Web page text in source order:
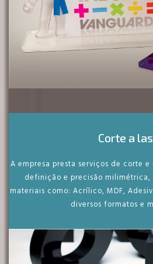
Corte a
A empresa presta serviços de corte
definição e precisão milimétrica,
materiais como: Acrílico, MDF,
diversos formatos e